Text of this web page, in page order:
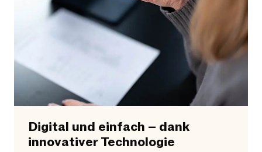
Digital und einfach – dank
innovativer Technologie